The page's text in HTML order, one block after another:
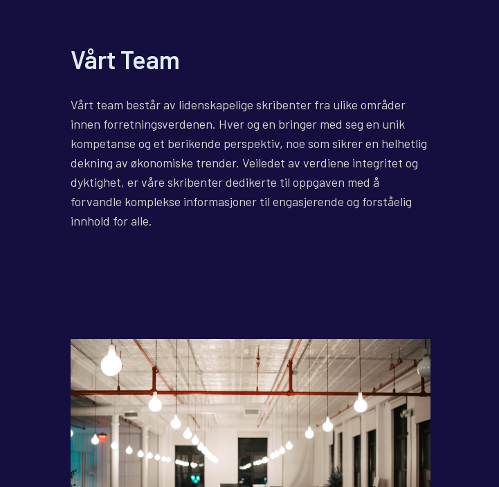
Vårt Team
Vårt team består av lidenskapelige skribenter fra ulike områder
innen forretningsverdenen. Hver og en bringer med seg en unik
kompetanse og et berikende perspektiv, noe som sikrer en helhetlig
dekning av økonomiske trender. Veiledet av verdiene integritet og
dyktighet, er våre skribenter dedikerte til oppgaven med å
forvandle komplekse informasjoner til engasjerende og forståelig
innhold for alle.